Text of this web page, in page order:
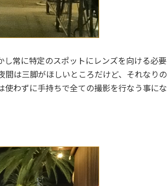
常に特定のスポットにレンズを向ける必要
は三脚がほしいところだけど、それなりの
使わずに手持ちで全ての撮影を行なう事にな